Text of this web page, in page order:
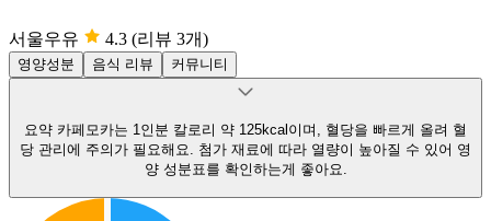
서울우유 4.3 (리뷰 3개)
영양성분 음식 리뷰 커뮤니티
요약 카페모카는 1인분 칼로리 약 125kcal이며, 혈당을 빠르게 올려 혈
당 관리에 주의가 필요해요. 첨가 재료에 따라 열량이 높아질 수 있어 영
양 성분표를 확인하는게 좋아요.